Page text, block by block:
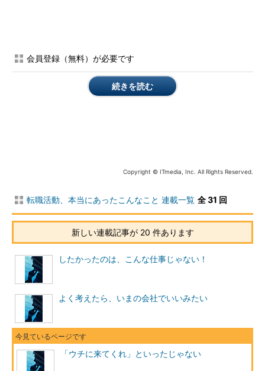
を満たすのは難しいと感じた中山さんは、転職を決断。活動をス
は、「自分の希望にぴったりの会社だ」と感じ、A社を第1志望と
幸いにも、書類選考通過・1次面接通過と順調に選考は進みま
した。
1次面接の日に受けた筆記試験の結果が出るのは1週間から10日
後で、通常は筆記試験の合否判定後に最終面接である役員面接が
行われます。ですが役員の日程の都合から、役員面接を先に行う
ことになりました。
役員面接でも非常に感触が良く、その場で役員から「ぜひ、う
ちに来てほしい。人材として期待する」といわれ握手までしたよ
うです。第1志望のA社からそのようなセリフを聞き、中山さんは
非常にうれしく感じたそうです。
会員登録（無料）が必要です
続きを読む
Copyright © ITmedia, Inc. All Rights Reserved.
転職活動、本当にあったこんなこと 連載一覧 全 31 回
新しい連載記事が 20 件あります
したかったのは、こんな仕事じゃない！
よく考えたら、いまの会社でいいみたい
「ウチに来てくれ」といったじゃない